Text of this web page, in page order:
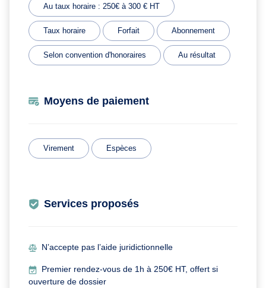
Au taux horaire : 250€ à 300 € HT
Taux horaire Forfait Abonnement
Selon convention d'honoraires Au résultat
Moyens de paiement
Virement Espèces
Services proposés
N’accepte pas l’aide juridictionnelle
Premier rendez-vous de 1h à 250€ HT, offert si
ouverture de dossier